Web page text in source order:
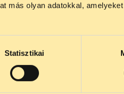
más olyan adatokkal,
Statisztikai
jogsegély
augusztus 25-én